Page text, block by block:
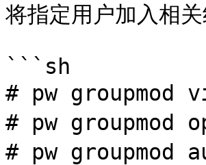
将指定用户加入相
```sh
# pw groupmod
# pw groupmod
# pw groupmod